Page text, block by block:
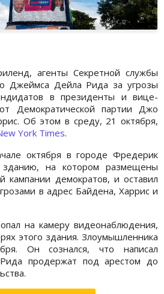
агенты Секретной службы
Джеймса Дейла Рида за угрозы
в президенты и вице-
Демократической партии Джо
Об этом в среду, 21 октября,
York Times.
октября в городе Фредерик
на котором размещены
кампании демократов, и оставил
в адрес Байдена, Харрис и
на камеру видеонаблюдения,
этого здания. Злоумышленника
Он сознался, что написал
Рида продержат под арестом до